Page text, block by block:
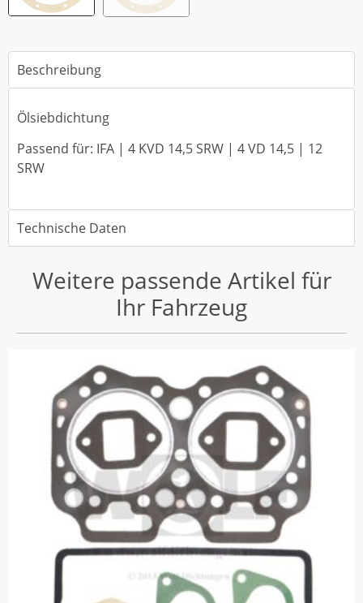
Beschreibung
Ölsiebdichtung
Passend für: IFA | 4 KVD 14,5 SRW | 4 VD 14,5 | 12
SRW
Technische Daten
Weitere passende Artikel für
Ihr Fahrzeug